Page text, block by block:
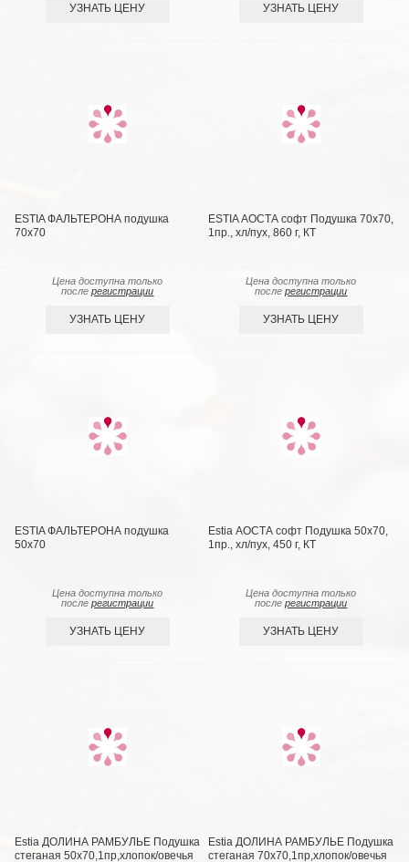
УЗНАТЬ ЦЕНУ УЗНАТЬ ЦЕНУ
ESTIA ФАЛЬТЕРОНА подушка
70х70
Цена доступна только
послерегистрации
УЗНАТЬ ЦЕНУ
ESTIA АОСТА софт Подушка 70х70,
1пр., хл/пух, 860 г, КТ
Цена доступна только
послерегистрации
УЗНАТЬ ЦЕНУ
ESTIA ФАЛЬТЕРОНА подушка
50х70
Цена доступна только
послерегистрации
УЗНАТЬ ЦЕНУ
Estia АОСТА софт Подушка 50х70,
1пр., хл/пух, 450 г, КТ
Цена доступна только
послерегистрации
УЗНАТЬ ЦЕНУ
Estia ДОЛИНА РАМБУЛЬЕ Подушка
стеганая 50х70,1пр,хлопок/овечья
Estia ДОЛИНА РАМБУЛЬЕ Подушка
стеганая 70х70,1пр,хлопок/овечья